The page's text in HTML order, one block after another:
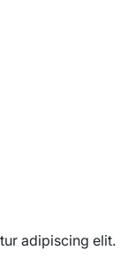
adipiscing elit.